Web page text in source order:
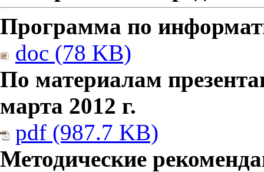
Программа по
doc (78 KB)
По материалам
марта 2012 г.
pdf (987.7 KB)
Методические